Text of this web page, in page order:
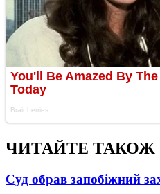
ЧИТАЙТЕ ТАКОЖ
Суд обрав запобіжний